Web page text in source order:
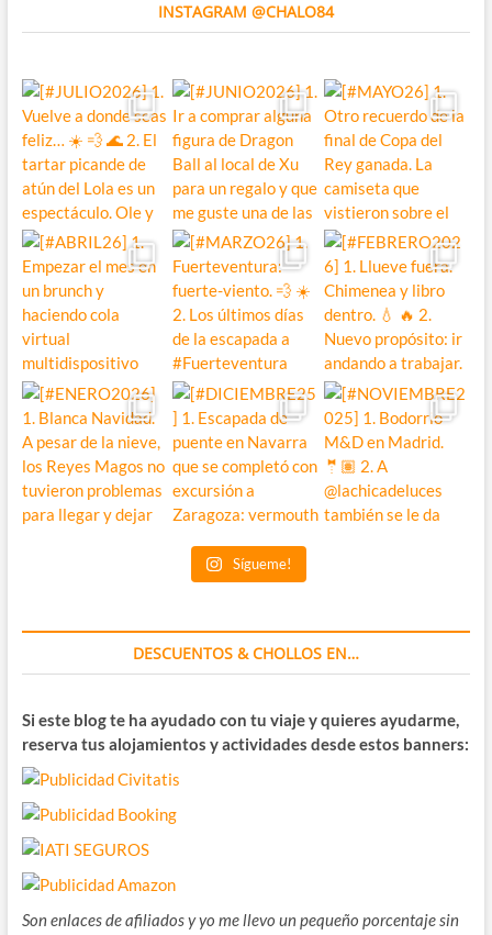
INSTAGRAM @CHALO84
Sígueme!
DESCUENTOS & CHOLLOS EN…
Si este blog te ha ayudado con tu viaje y quieres ayudarme,
reserva tus alojamientos y actividades desde estos banners:
Son enlaces de afiliados y yo me llevo un pequeño porcentaje sin